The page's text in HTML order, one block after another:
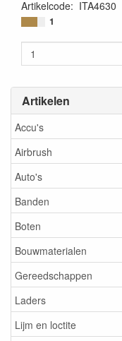
Artikelen
Accu's
Airbrush
Auto's
Banden
Boten
Bouwmaterialen
Gereedschappen
Laders
Lijm en loctite
Artikelcode: ITA4630
8001283046305
1